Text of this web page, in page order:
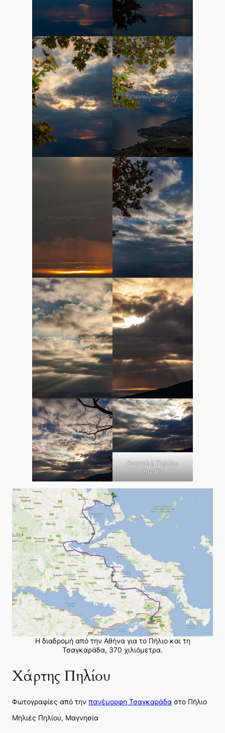
Ανατολή Πηλίου
Αιγαίο
Η διαδρομή από την Αθήνα για το Πήλιο και τη
Τσαγκαράδα, 370 χιλιόμετρα.
Χάρτης Πηλίου
Φωτογραφίες από την πανέμορφη Τσαγκαράδα στο Πήλιο
Μηλιές Πηλίου, Μαγνησία